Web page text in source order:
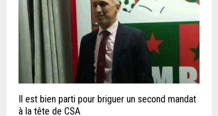
Il est bien parti pour briguer un second mandat
à la tête de CSA